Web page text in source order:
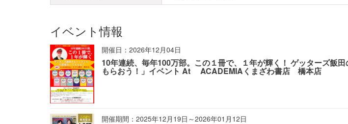
イベント情報
開催日：2026年12月04日
10年連続、毎年100万部。この１冊で、１年が輝く！ ゲッターズ飯
もらおう！」イベント At ACADEMIAくまざわ書店 橋本店
開催期間：2025年12月19日～2026年01月12日